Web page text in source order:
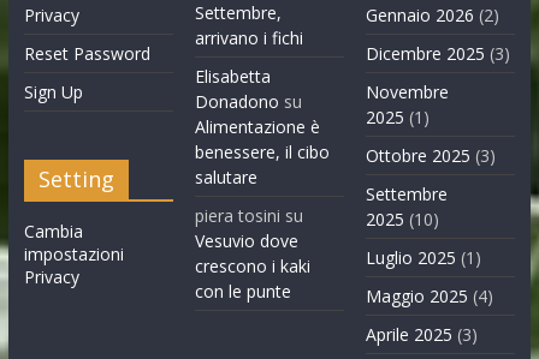
Privacy
Reset Password
Sign Up
Setting
Cambia
impostazioni
Privacy
Settembre,
arrivano i fichi
Elisabetta
Donadono su
Alimentazione è
benessere, il cibo
salutare
piera tosini su
Vesuvio dove
crescono i kaki
con le punte
Gennaio 2026 (2)
Dicembre 2025 (3)
Novembre
2025 (1)
Ottobre 2025 (3)
Settembre
2025 (10)
Luglio 2025 (1)
Maggio 2025 (4)
Aprile 2025 (3)